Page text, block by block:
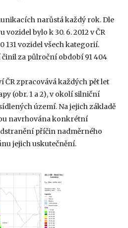
narůstá každý rok. Dle
bylo k 30. 6. 2012 v ČR
131 vozidel všech kategorií.
za půlroční období 91 404
zpracovává každých pět let
(obr. 1 a 2), v okolí silniční
území. Na jejich základě
navrhována konkrétní
příčin nadměrného
jejich uskutečnění.